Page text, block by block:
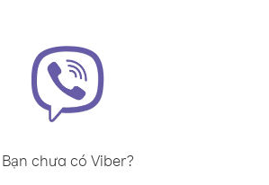
Bạn chưa có Viber?